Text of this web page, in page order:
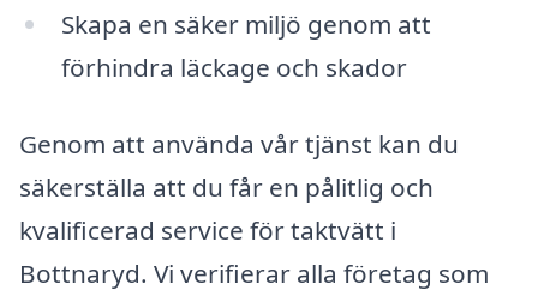
Skapa en säker miljö genom att
förhindra läckage och skador
Genom att använda vår tjänst kan du
säkerställa att du får en pålitlig och
kvalificerad service för taktvätt i
Bottnaryd. Vi verifierar alla företag som